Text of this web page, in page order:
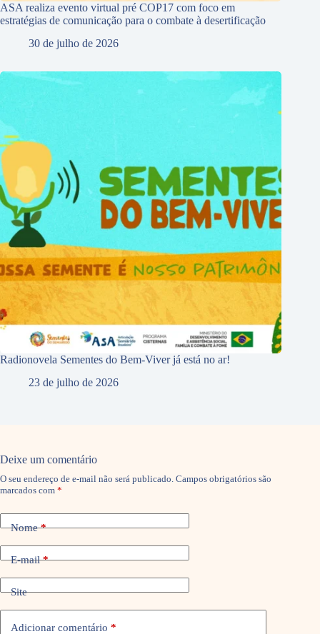
ASA realiza evento virtual pré COP17 com foco em
estratégias de comunicação para o combate à desertificação
30 de julho de 2026
Radionovela Sementes do Bem-Viver já está no ar!
23 de julho de 2026
Deixe um comentário
O seu endereço de e-mail não será publicado. Campos obrigatórios são
marcados com *
Nome*
E-mail*
Site
Adicionar comentário *